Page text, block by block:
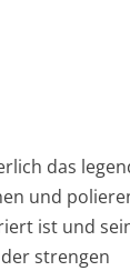
das
und
ist und
strengen